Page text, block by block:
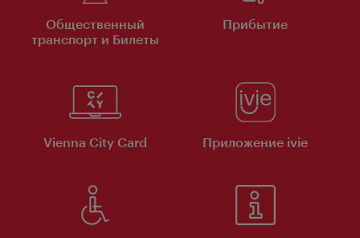
Общественный
транспорт и Билеты
Прибытие
Vienna City Card Приложение ivie